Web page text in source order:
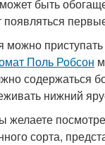
быть
появляться
можно
Поль Робсон
содержаться
нижний
желаете
сорта,